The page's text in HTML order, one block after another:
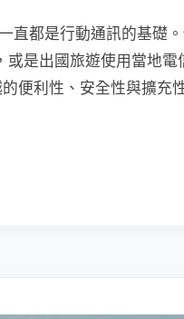
直都是行動通訊的基礎
或是出國旅遊使用當地
便利性、安全性與擴充